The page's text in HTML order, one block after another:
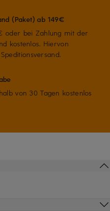
(Paket) ab 149€
oder bei Zahlung mit der
kostenlos. Hiervon
von 30 Tagen kostenlos